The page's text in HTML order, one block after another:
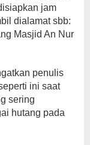
jam
dialamat sbb:
Masjid An Nur
penulis
ini saat
sering
hutang pada